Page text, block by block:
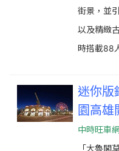
街景，並
以及精緻
時搭載88
迷你版
園高雄
中時旺車
「大魯閣